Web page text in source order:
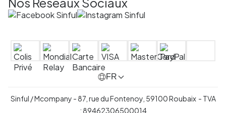
FR
Sinful / Mcompany - 87, rue du Fontenoy, 59100 Roubaix - TVA
: 89462306500014